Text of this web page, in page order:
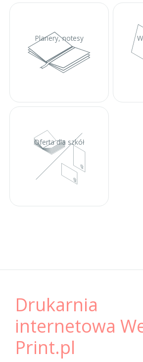
Planery, notesy
Oferta dla szkół
Drukarnia
internetowa
Print.pl